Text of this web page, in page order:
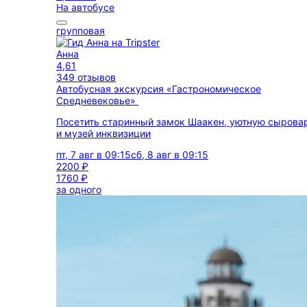
На автобусе
групповая
Анна
4,61
349 отзывов
Автобусная экскурсия «Гастрономическое
Средневековье»
Посетить старинный замок Шаакен, уютную
и музей инквизиции
пт, 7 авг в 09:15сб, 8 авг в 09:15
2200 ₽
1760 ₽
за одного